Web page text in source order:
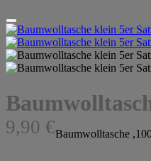
9,90 €Baumwolltasche